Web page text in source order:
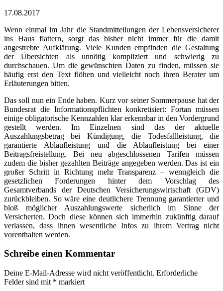
17.08.2017
Wenn einmal im Jahr die Standmitteilungen der Lebensversicherer
ins Haus flattern, sorgt das bisher nicht immer für die damit
angestrebte Aufklärung. Viele Kunden empfinden die Gestaltung
der Übersichten als unnötig kompliziert und schwierig zu
durchschauen. Um die gewünschten Daten zu finden, müssen sie
häufig erst den Text flöhen und vielleicht noch ihren Berater um
Erläuterungen bitten.
Das soll nun ein Ende haben. Kurz vor seiner Sommerpause hat der
Bundesrat die Informationspflichten konkretisiert: Fortan müssen
einige obligatorische Kennzahlen klar erkennbar in den Vordergrund
gestellt werden. Im Einzelnen sind das der aktuelle
Auszahlungsbetrag bei Kündigung, die Todesfallleistung, die
garantierte Ablaufleistung und die Ablaufleistung bei einer
Beitragsfreistellung. Bei neu abgeschlossenen Tarifen müssen
zudem die bisher gezahlten Beiträge angegeben werden. Das ist ein
großer Schritt in Richtung mehr Transparenz – wenngleich die
gesetzlichen Forderungen hinter dem Vorschlag des
Gesamtverbands der Deutschen Versicherungswirtschaft (GDV)
zurückbleiben. So wäre eine deutlichere Trennung garantierter und
bloß möglicher Auszahlungswerte sicherlich im Sinne der
Versicherten. Doch diese können sich immerhin zukünftig darauf
verlassen, dass ihnen wesentliche Infos zu ihrem Vertrag nicht
vorenthalten werden.
Schreibe einen Kommentar
Deine E-Mail-Adresse wird nicht veröffentlicht. Erforderliche
Felder sind mit * markiert